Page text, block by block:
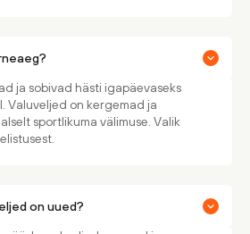
ja sobivad hästi igapäevaseks
Valuveljed on kergemad ja
sportlikuma välimuse. Valik
on uued?